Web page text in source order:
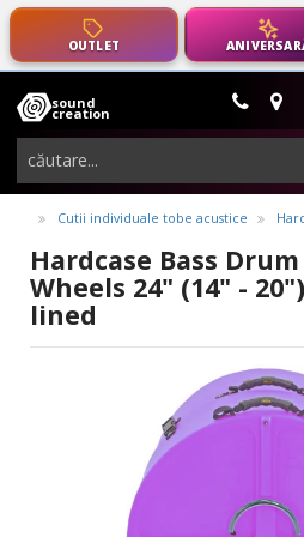
OUTLET
sound
creation
instrumente
muzicale,
echipamente
pro-
audio
Cutii individuale tobe acustice
Hardcase Bass
Wheels 24" (14" -
lined